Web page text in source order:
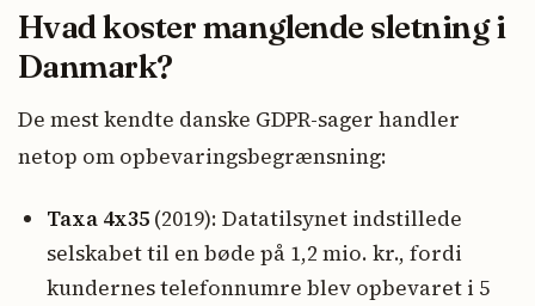
Hvad koster manglende sletning i
Danmark?
De mest kendte danske GDPR-sager handler
netop om opbevaringsbegrænsning:
Taxa 4x35 (2019): Datatilsynet indstillede
selskabet til en bøde på 1,2 mio. kr., fordi
kundernes telefonnumre blev opbevaret i 5